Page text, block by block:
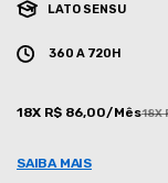
LATO SENSU
360 A 720H
18X R$ 86,00/Mês18X
SAIBA MAIS